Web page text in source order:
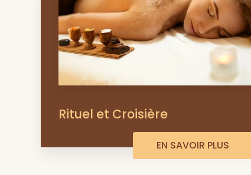
Rituel et Croisière
EN SAVOIR PLUS